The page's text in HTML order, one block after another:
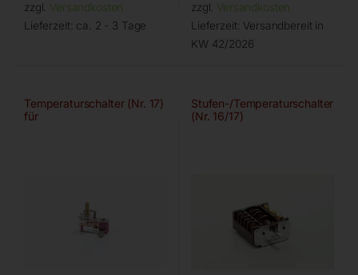
zzgl. Versandkosten
Lieferzeit: ca. 2 - 3 Tage
zzgl. Versandkosten
Lieferzeit: Versandbereit in
KW 42/2026
Temperaturschalter (Nr. 17)
für
Stufen-/Temperaturschalter
(Nr. 16/17)